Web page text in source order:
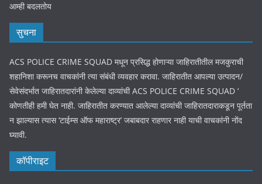
आम्ही बदलतोय
सुचना
ACS POLICE CRIME SQUAD मधून प्रसिद्ध होणाऱ्या जाहिरातीतील मजकुराची
शहानिशा करूनच वाचकांनी त्या संबंधी व्यवहार करावा. जाहिरातीत आपल्या उत्पादन/
सेवेसंदर्भात जाहिरातदारांनी केलेल्या दाव्यांची ACS POLICE CRIME SQUAD ‘
कोणतीही हमी घेत नाही. जाहिरातीत करण्यात आलेल्या दाव्यांची जाहिरातदाराकडून पूर्तता
न झाल्यास त्यास ‘टाईम्स ऑफ महाराष्ट्र’ जबाबदार राहणार नाही याची वाचकांनी नोंद
घ्यावी.
कॉपीराइट